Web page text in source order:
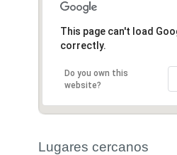
This page can't load
correctly.
Do you own this
website?
Lugares cercanos